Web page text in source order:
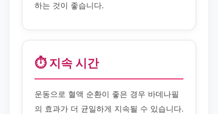
하는 것이 좋습니다.
⏱️ 지속 시간
운동으로 혈액 순환이 좋은 경우 바데나필
의 효과가 더 균일하게 지속될 수 있습니다.